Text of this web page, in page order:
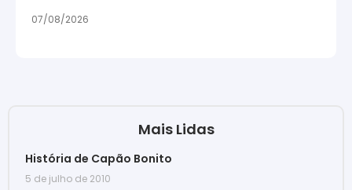
07/08/2026
Mais Lidas
História de Capão Bonito
5 de julho de 2010